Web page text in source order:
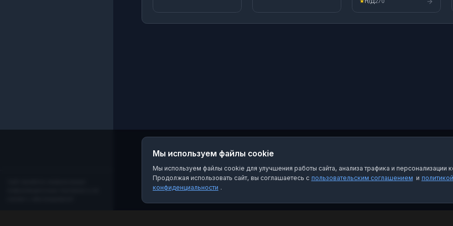
Комментарии 👉
vk.com/overhear33
Мы используем файлы cookie
Мы используем файлы cookie для улучшения работы сайта, анализа трафика и персонализации
Продолжая использовать сайт, вы соглашаетесь с пользовательским соглашением и политикой
конфиденциальности .